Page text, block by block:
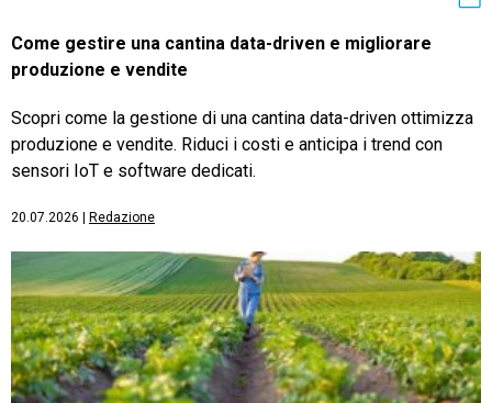
Come gestire una cantina data-driven e migliorare
produzione e vendite
Scopri come la gestione di una cantina data-driven ottimizza
produzione e vendite. Riduci i costi e anticipa i trend con
sensori IoT e software dedicati.
20.07.2026 | Redazione